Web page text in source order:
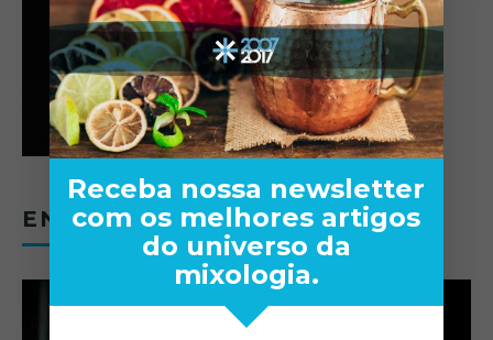
ENTREVISTAS
Receba nossa newsletter
com os melhores artigos
do universo da
mixologia.